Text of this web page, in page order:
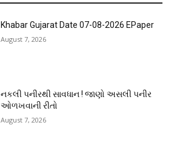
Khabar Gujarat Date 07-08-2026 EPaper
August 7, 2026
નકલી પનીરથી સાવધાન ! જાણો અસલી પનીર
ઓળખવાની રીતો
August 7, 2026